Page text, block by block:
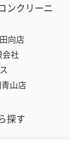
ンクリーニ
向店
社
山店
探す